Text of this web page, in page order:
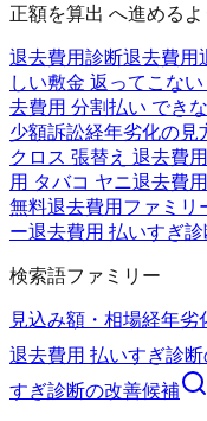
正額を算出 へ進める
退去費用診断退去費用
しい敷金 返ってこない
去費用 分割払い でき
少額訴訟経年劣化の見
クロス 張替え 退去費
用 タバコ ヤニ退去費
無料退去費用ファミリ
ー退去費用 払いすぎ
検索語ファミリー
見込み額・相場経年劣
退去費用 払いすぎ診断
すぎ診断の改善候補